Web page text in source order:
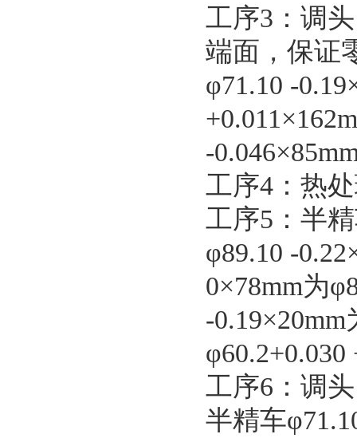
工序3：调
端面，保证
φ71.10 -
-
工序4：热
工序5：半
φ89.10 -
0×78mm为
-
工序6：调
半精车